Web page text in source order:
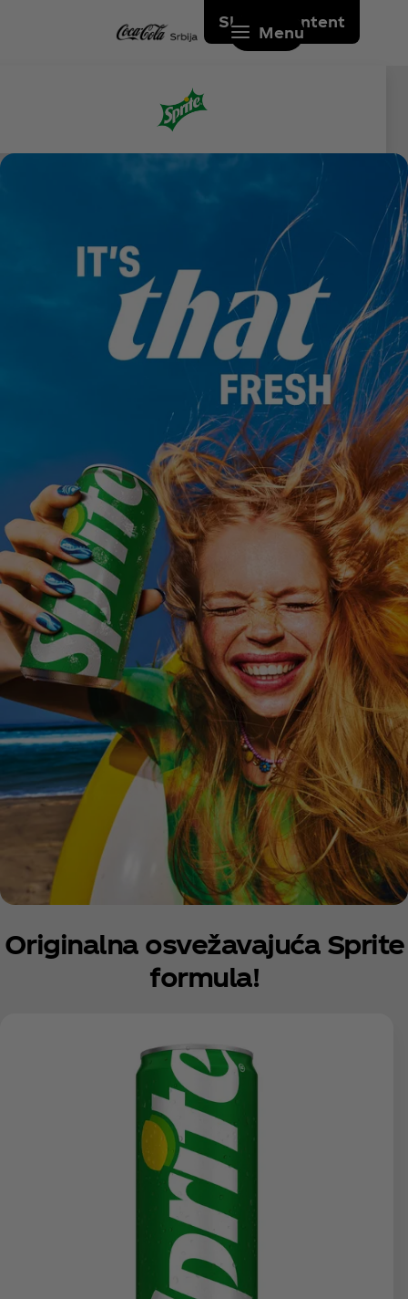
Skip to content
Menu
Originalna osvežavajuća Sprite
formula!